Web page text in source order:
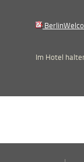
Im Hotel